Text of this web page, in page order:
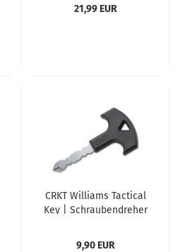
21,99 EUR
CRKT Williams Tactical
Key | Schraubendreher
9,90 EUR